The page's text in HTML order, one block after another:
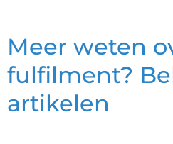
Meer weten
fulfilment?
artikelen